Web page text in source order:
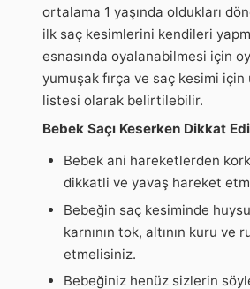
ortalama 1 yaşında oldukları
ilk saç kesimlerini kendileri
esnasında oyalanabilmesi için
yumuşak fırça ve saç kesimi
listesi olarak belirtilebilir.
Bebek Saçı Keserken Dikkat
Bebek ani hareketlerden
dikkatli ve yavaş hareket
Bebeğin saç kesiminde
karnının tok, altının kuru
etmelisiniz.
Bebeğiniz henüz sizlerin